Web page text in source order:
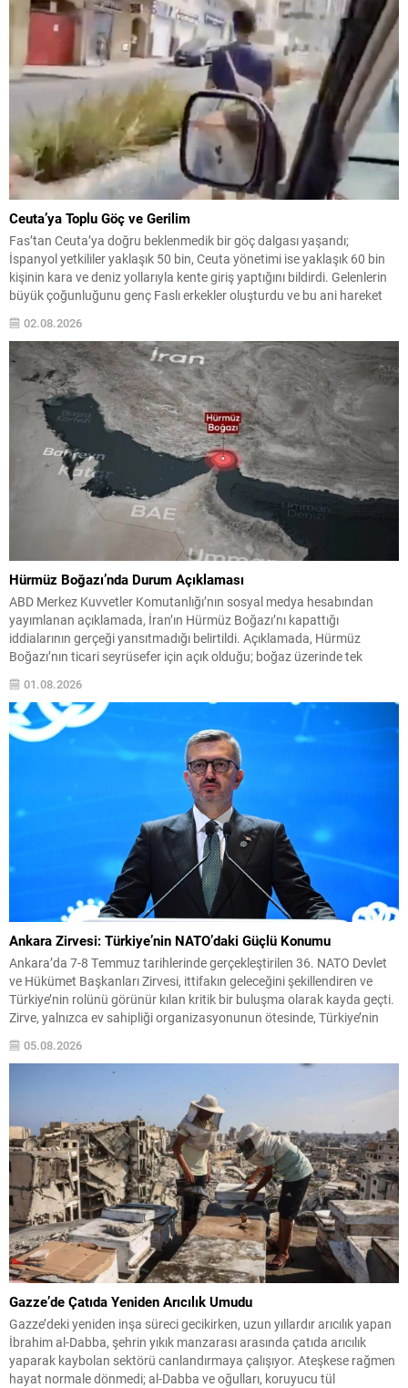
Ceuta’ya Toplu Göç ve Gerilim
Fas’tan Ceuta’ya doğru beklenmedik bir göç dalgası yaşandı;
İspanyol yetkililer yaklaşık 50 bin, Ceuta yönetimi ise yaklaşık 60 bin
kişinin kara ve deniz yollarıyla kente giriş yaptığını bildirdi. Gelenlerin
büyük çoğunluğunu genç Faslı erkekler oluşturdu ve bu ani hareket
şehirde günlük yaşamı derinden etkiledi. Şehrin nüfusu yaklaşık 84 bin
olduğu...
02.08.2026
Hürmüz Boğazı’nda Durum Açıklaması
ABD Merkez Kuvvetler Komutanlığı’nın sosyal medya hesabından
yayımlanan açıklamada, İran’ın Hürmüz Boğazı’nı kapattığı
iddialarının gerçeği yansıtmadığı belirtildi. Açıklamada, Hürmüz
Boğazı’nın ticari seyrüsefer için açık olduğu; boğaz üzerinde tek
başına kontrol sahibi olunmadığı vurgulandı. Geçişler ve Durum
Açıklamada son dört aylık dönemde binlerce geminin uluslararası su
yolundan geçiş yaptığına dikkat çekildi...
01.08.2026
Ankara Zirvesi: Türkiye’nin NATO’daki Güçlü Konumu
Ankara’da 7-8 Temmuz tarihlerinde gerçekleştirilen 36. NATO Devlet
ve Hükümet Başkanları Zirvesi, ittifakın geleceğini şekillendiren ve
Türkiye’nin rolünü görünür kılan kritik bir buluşma olarak kayda geçti.
Zirve, yalnızca ev sahipliği organizasyonunun ötesinde, Türkiye’nin
pekiştirdi. Uluslararası güvenlik ortamı eş zamanlı ve çok boyutlu
05.08.2026
Gazze’de Çatıda Yeniden Arıcılık Umudu
Gazze’deki yeniden inşa süreci gecikirken, uzun yıllardır arıcılık yapan
İbrahim al-Dabba, şehrin yıkık manzarası arasında çatıda arıcılık
yaparak kaybolan sektörü canlandırmaya çalışıyor. Ateşkese rağmen
hayat normale dönmedi; al-Dabba ve oğulları, koruyucu tül